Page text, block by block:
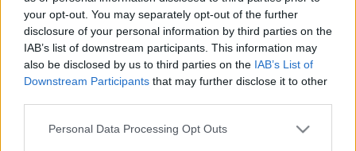
your opt-out. You may separately opt-out of the further
disclosure of your personal information by third parties on the
IAB’s list of downstream participants. This information may
also be disclosed by us to third parties on the IAB’s List of
Downstream Participants that may further disclose it to other
Please note that this website/app uses one or more Google
Personal Data Processing Opt Outs
Nem az üres, hanem az okosan működő
épület energiatakarékos
Országos hírek
Megérkezett az eső a Duna vízgyűjtőjére